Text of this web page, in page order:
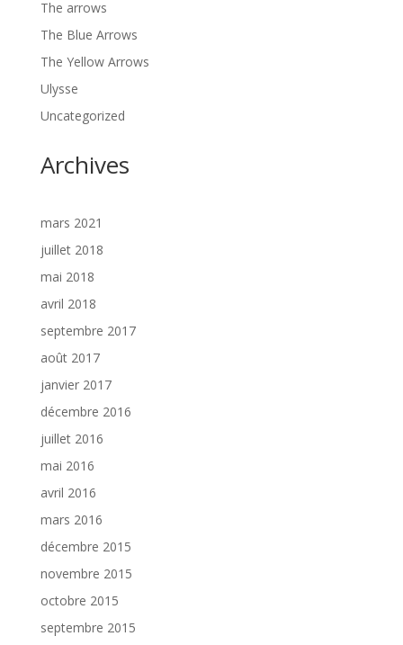
The arrows
The Blue Arrows
The Yellow Arrows
Ulysse
Uncategorized
Archives
mars 2021
juillet 2018
mai 2018
avril 2018
septembre 2017
août 2017
janvier 2017
décembre 2016
juillet 2016
mai 2016
avril 2016
mars 2016
décembre 2015
novembre 2015
octobre 2015
septembre 2015